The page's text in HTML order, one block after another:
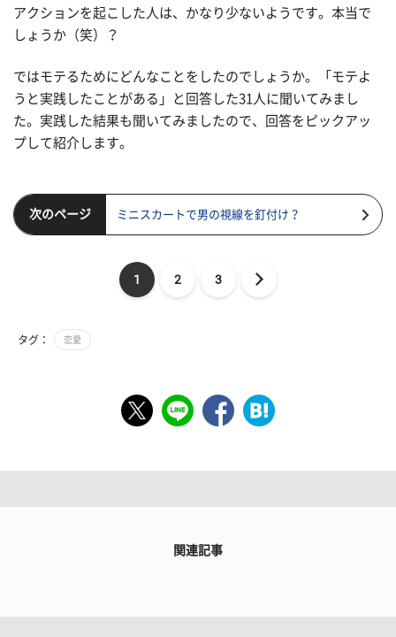
アクションを起こした人は、かなり少ないようです。本当で
しょうか（笑）？
ではモテるためにどんなことをしたのでしょうか。「モテよ
うと実践したことがある」と回答した31人に聞いてみまし
た。実践した結果も聞いてみましたので、回答をピックアッ
プして紹介します。
次のページ ミニスカートで男の視線を釘付け？
1 2 3
タグ： 恋愛
関連記事